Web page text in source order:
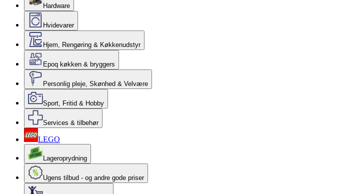
Hardware
Hvidevarer
Hjem, Rengøring & Køkkenudstyr
Epoq køkken & bryggers
Personlig pleje, Skønhed & Velvære
Sport, Fritid & Hobby
Services & tilbehør
LEGO
Lageroprydning
Ugens tilbud - og andre gode priser